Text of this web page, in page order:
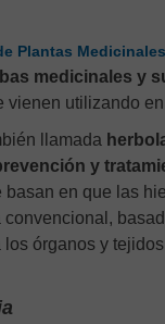
Plantas
medicinales y
vienen utilizando
llamada
y
basan en que las
órganos y